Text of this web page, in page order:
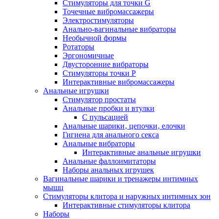
Стимуляторы для точки G
Точечные вибромассажеры
Электростимуляторы
Анально-вагинальные вибраторы
Необычной формы
Ротаторы
Эргономичные
Двусторонние вибраторы
Стимуляторы точки P
Интерактивные вибромассажеры
Анальные игрушки
Стимулятор простаты
Анальные пробки и втулки
С пульсацией
Анальные шарики‚ цепочки‚ елочки
Гигиена для анального секса
Анальные вибраторы
Интерактивные анальные игрушки
Анальные фаллоимитаторы
Наборы анальных игрушек
Вагинальные шарики и тренажеры интимных
мышц
Стимуляторы клитора и наружных интимных зон
Интерактивные стимуляторы клитора
Наборы